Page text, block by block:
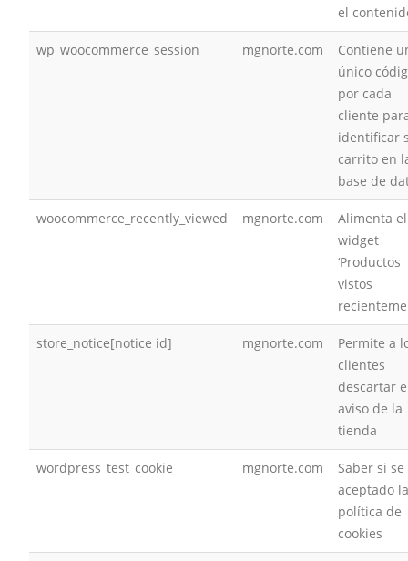
el
wp_woocommerce_session_ mgnorte.com
Contiene
único
por cada
cliente
identificar
carrito en
base de
woocommerce_recently_viewed mgnorte.com
Alimenta el
widget
‘Productos
vistos
store_notice[notice id] mgnorte.com
Permite a
clientes
descartar
aviso de la
tienda
wordpress_test_cookie mgnorte.com
Saber si
aceptado la
política de
cookies